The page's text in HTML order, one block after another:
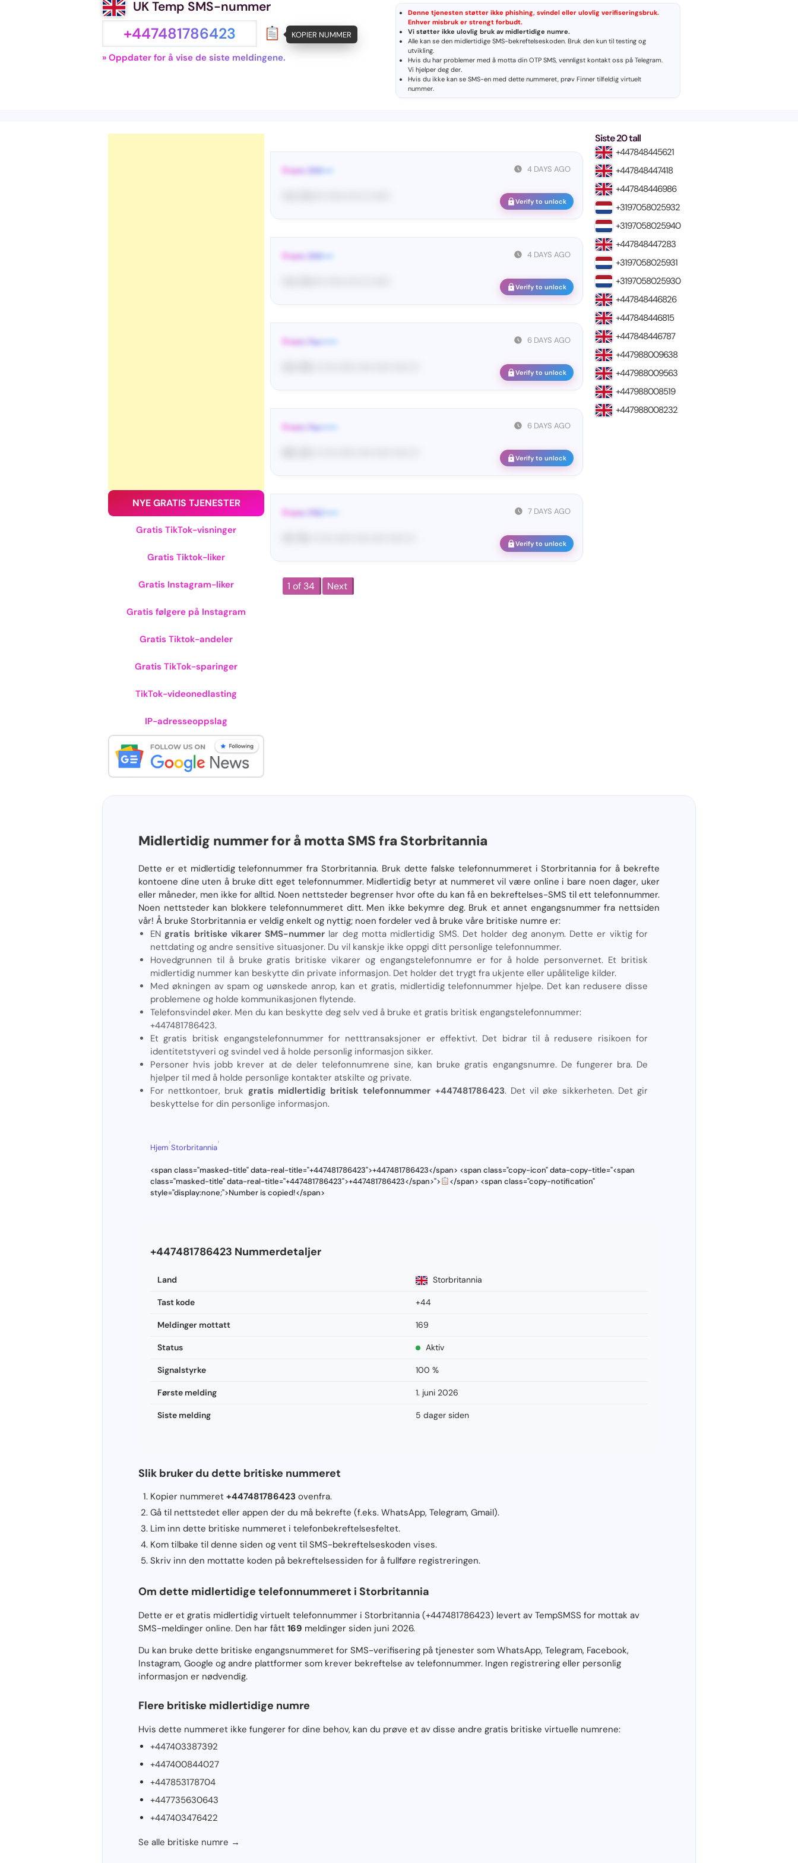
UK Temp SMS-nummer
+447481786423 KOPIER NUMMER
» Oppdater for å vise de siste meldingene.
Denne tjenesten støtter ikke phishing, svindel eller ulovlig verifiseringsbruk.
Enhver misbruk er strengt forbudt.
Vi støtter ikke ulovlig bruk av midlertidige numre.
Alle kan se den midlertidige SMS-bekreftelseskoden. Bruk den kun til testing og
utvikling.
Hvis du har problemer med å motta din OTP SMS, vennligst kontakt oss på Telegram.
Vi hjelper deg der.
Hvis du ikke kan se SMS-en med dette nummeret, prøv Finner tilfeldig virtuelt
nummer.
NYE GRATIS TJENESTER
Gratis TikTok-visninger
Gratis Tiktok-liker
Gratis Instagram-liker
Gratis følgere på Instagram
Gratis Tiktok-andeler
Gratis TikTok-sparinger
TikTok-videonedlasting
IP-adresseoppslag
4 DAYS AGO
From: DIS••••
Verify to unlock
4 DAYS AGO
From: DIS••••
Verify to unlock
6 DAYS AGO
From: Fac•••••
Verify to unlock
6 DAYS AGO
From: Fac•••••
Verify to unlock
7 DAYS AGO
From: FAC•••••
Verify to unlock
1 of 34 Next
Siste 20 tall
+447848445621
+447848447418
+447848446986
+3197058025932
+3197058025940
+447848447283
+3197058025931
+3197058025930
+447848446826
+447848446815
+447848446787
+447988009638
+447988009563
+447988008519
+447988008232
Midlertidig nummer for å motta SMS fra Storbritannia
Dette er et midlertidig telefonnummer fra Storbritannia. Bruk dette falske telefonnummeret i Storbritannia for å bekrefte
kontoene dine uten å bruke ditt eget telefonnummer. Midlertidig betyr at nummeret vil være online i bare noen dager, uker
eller måneder, men ikke for alltid. Noen nettsteder begrenser hvor ofte du kan få en bekreftelses-SMS til ett telefonnummer.
Noen nettsteder kan blokkere telefonnummeret ditt. Men ikke bekymre deg. Bruk et annet engangsnummer fra nettsiden
vår! Å bruke Storbritannia er veldig enkelt og nyttig; noen fordeler ved å bruke våre britiske numre er:
ENgratis britiske vikarer SMS-nummer lar deg motta midlertidig SMS. Det holder deg anonym. Dette er viktig for
nettdating og andre sensitive situasjoner. Du vil kanskje ikke oppgi ditt personlige telefonnummer.
Hovedgrunnen til å bruke gratis britiske vikarer og engangstelefonnumre er for å holde personvernet. Et britisk
midlertidig nummer kan beskytte din private informasjon. Det holder det trygt fra ukjente eller upålitelige kilder.
Med økningen av spam og uønskede anrop, kan et gratis, midlertidig telefonnummer hjelpe. Det kan redusere disse
problemene og holde kommunikasjonen flytende.
Telefonsvindel øker. Men du kan beskytte deg selv ved å bruke et gratis britisk engangstelefonnummer:
+447481786423.
Et gratis britisk engangstelefonnummer for netttransaksjoner er effektivt. Det bidrar til å redusere risikoen for
identitetstyveri og svindel ved å holde personlig informasjon sikker.
Personer hvis jobb krever at de deler telefonnumrene sine, kan bruke gratis engangsnumre. De fungerer bra. De
hjelper til med å holde personlige kontakter atskilte og private.
For nettkontoer, bruk gratis midlertidig britisk telefonnummer +447481786423. Det vil øke sikkerheten. Det gir
beskyttelse for din personlige informasjon.
Hjem
›
Storbritannia
›
<span class="masked-title" data-real-title="+447481786423">+447481786423</span> <span class="copy-icon" data-copy-title="<span
class="masked-title" data-real-title="+447481786423">+447481786423</span>">
</span> <span class="copy-notification"
style="display:none;">Number is copied!</span>
+447481786423 Nummerdetaljer
Land Storbritannia
Tast kode +44
Meldinger mottatt 169
Status Aktiv
Signalstyrke 100 %
Første melding 1. juni 2026
Siste melding 5 dager siden
Slik bruker du dette britiske nummeret
Kopier nummeret +447481786423 ovenfra.
Gå til nettstedet eller appen der du må bekrefte (f.eks. WhatsApp, Telegram, Gmail).
Lim inn dette britiske nummeret i telefonbekreftelsesfeltet.
Kom tilbake til denne siden og vent til SMS-bekreftelseskoden vises.
Skriv inn den mottatte koden på bekreftelsessiden for å fullføre registreringen.
Om dette midlertidige telefonnummeret i Storbritannia
Dette er et gratis midlertidig virtuelt telefonnummer i Storbritannia (+447481786423) levert av TempSMSS for mottak av
SMS-meldinger online. Den har fått 169 meldinger siden juni 2026.
Du kan bruke dette britiske engangsnummeret for SMS-verifisering på tjenester som WhatsApp, Telegram, Facebook,
Instagram, Google og andre plattformer som krever bekreftelse av telefonnummer. Ingen registrering eller personlig
informasjon er nødvendig.
Flere britiske midlertidige numre
Hvis dette nummeret ikke fungerer for dine behov, kan du prøve et av disse andre gratis britiske virtuelle numrene:
+447403387392
+447400844027
+447853178704
+447735630643
+447403476422
Se alle britiske numre →